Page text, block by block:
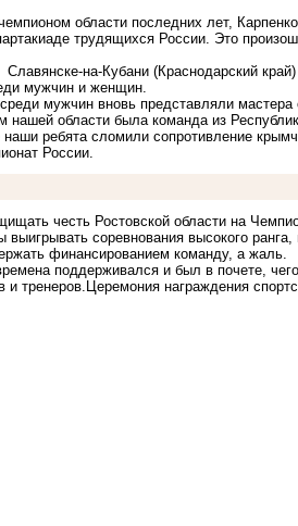
области последних лет,
трудящихся России. Это
на-Кубани (Краснодарский
мужчин и женщин.
мужчин вновь представляли мастера
нашей области была команда из
ребята сломили сопротивление
России.
честь Ростовской области на
соревнования высокого
финансированием команду, а жаль.
поддерживался и был в почете,
и тренеров.Церемония награждения